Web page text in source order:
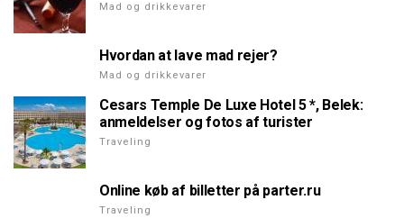
Mad og drikkevarer
Hvordan at lave mad rejer?
Mad og drikkevarer
Cesars Temple De Luxe Hotel 5 *, Belek:
anmeldelser og fotos af turister
Traveling
Online køb af billetter på parter.ru
Traveling